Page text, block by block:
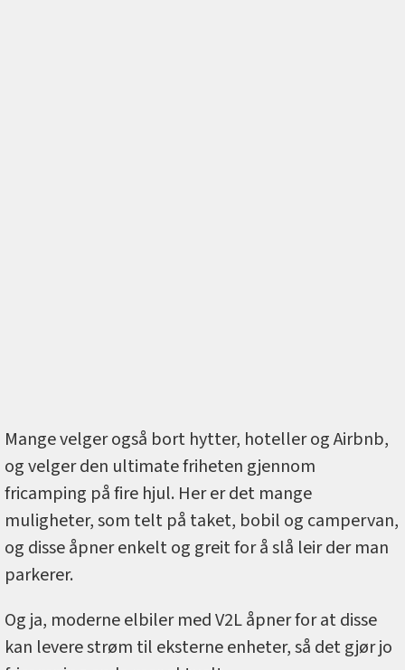
Mange velger også bort hytter, hoteller og Airbnb,
og velger den ultimate friheten gjennom
fricamping på fire hjul. Her er det mange
muligheter, som telt på taket, bobil og campervan,
og disse åpner enkelt og greit for å slå leir der man
parkerer.
Og ja, moderne elbiler med V2L åpner for at disse
kan levere strøm til eksterne enheter, så det gjør jo